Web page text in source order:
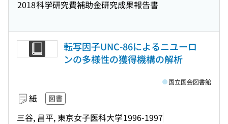
2018科学研究費補助金研究成果報告書
転写因子UNC-86によるニユーロ
ンの多様性の獲得機構の解析
紙 図書
三谷, 昌平, 東京女子医科大学1996-1997
国立国会図書館